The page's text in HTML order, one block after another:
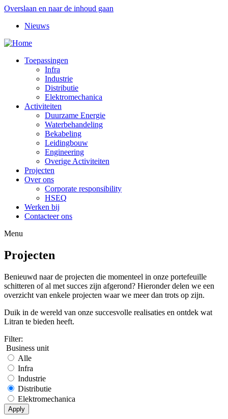
Overslaan en naar de inhoud gaan
Nieuws
Toepassingen
Infra
Industrie
Distributie
Elektromechanica
Activiteiten
Duurzame Energie
Waterbehandeling
Bekabeling
Leidingbouw
Engineering
Overige Activiteiten
Projecten
Over ons
Corporate responsibility
HSEQ
Werken bij
Contacteer ons
Menu
Projecten
Benieuwd naar de projecten die momenteel in onze portefeuille
schitteren of al met succes zijn afgerond? Hieronder delen we een
overzicht van enkele projecten waar we meer dan trots op zijn.
Duik in de wereld van onze succesvolle realisaties en ontdek wat
Litran te bieden heeft.
Filter:
Business unit
Alle
Infra
Industrie
Distributie
Elektromechanica